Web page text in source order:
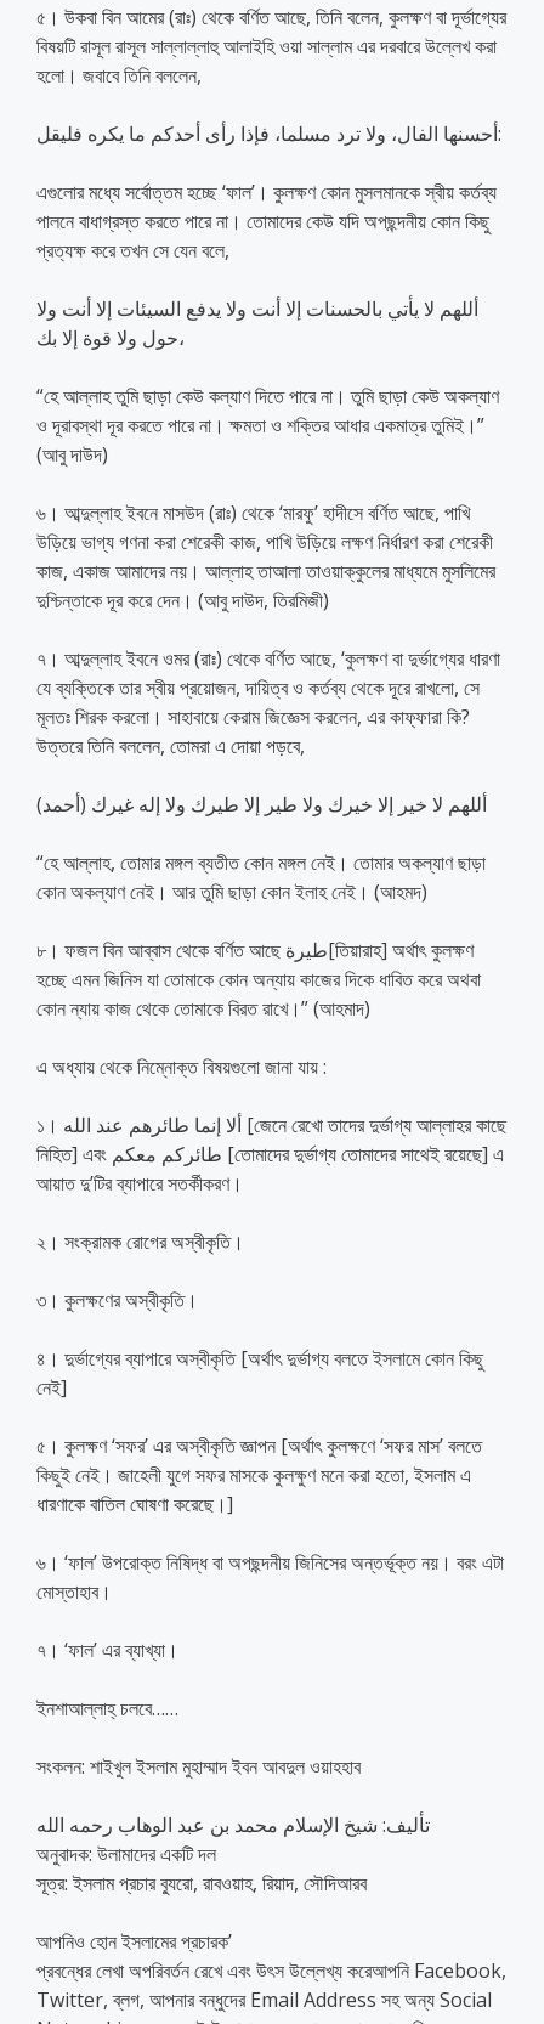
৫। উকবা বিন আমের (রাঃ) থেকে বর্ণিত আছে, তিনি বলেন, কুলক্ষণ বা দূর্ভাগ্যের
বিষয়টি রাসূল রাসূল সাল্লাল্লাহু আলাইহি ওয়া সাল্লাম এর দরবারে উল্লেখ করা
হলো। জবাবে তিনি বললেন,
أحسنها الفال، ولا ترد مسلما، فإذا رأى أحدكم ما يكره فليقل:
এগুলোর মধ্যে সর্বোত্তম হচ্ছে ‘ফাল’। কুলক্ষণ কোন মুসলমানকে স্বীয় কর্তব্য
পালনে বাধাগ্রস্ত করতে পারে না। তোমাদের কেউ যদি অপছন্দনীয় কোন কিছু
প্রত্যক্ষ করে তখন সে যেন বলে,
أللهم لا يأتي بالحسنات إلا أنت ولا يدفع السيئات إلا أنت ولا
حول ولا قوة إلا بك،
“হে আল্লাহ তুমি ছাড়া কেউ কল্যাণ দিতে পারে না। তুমি ছাড়া কেউ অকল্যাণ
ও দূরাবস্থা দূর করতে পারে না। ক্ষমতা ও শক্তির আধার একমাত্র তুমিই।”
(আবু দাউদ)
৬। আব্দুল্লাহ ইবনে মাসউদ (রাঃ) থেকে ‘মারফু’ হাদীসে বর্ণিত আছে, পাখি
উড়িয়ে ভাগ্য গণনা করা শেরেকী কাজ, পাখি উড়িয়ে লক্ষণ নির্ধারণ করা শেরেকী
কাজ, একাজ আমাদের নয়। আল্লাহ তাআলা তাওয়াক্কুলের মাধ্যমে মুসলিমের
দুশ্চিন্তাকে দূর করে দেন। (আবু দাউদ, তিরমিজী)
৭। আব্দুল্লাহ ইবনে ওমর (রাঃ) থেকে বর্ণিত আছে, ‘কুলক্ষণ বা দুর্ভাগ্যের ধারণা
যে ব্যক্তিকে তার স্বীয় প্রয়োজন, দায়িত্ব ও কর্তব্য থেকে দূরে রাখলো, সে
মূলতঃ শিরক করলো। সাহাবায়ে কেরাম জিজ্ঞেস করলেন, এর কাফ্‌ফারা কি?
উত্তরে তিনি বললেন, তোমরা এ দোয়া পড়বে,
أللهم لا خير إلا خيرك ولا طير إلا طيرك ولا إله غيرك (أحمد)
“হে আল্লাহ, তোমার মঙ্গল ব্যতীত কোন মঙ্গল নেই। তোমার অকল্যাণ ছাড়া
কোন অকল্যাণ নেই। আর তুমি ছাড়া কোন ইলাহ নেই। (আহমদ)
৮। ফজল বিন আব্বাস থেকে বর্ণিত আছে طيرة[তিয়ারাহ] অর্থাৎ কুলক্ষণ
হচ্ছে এমন জিনিস যা তোমাকে কোন অন্যায় কাজের দিকে ধাবিত করে অথবা
কোন ন্যায় কাজ থেকে তোমাকে বিরত রাখে।” (আহমাদ)
এ অধ্যায় থেকে নিম্নোক্ত বিষয়গুলো জানা যায় :
১। ألا إنما طائرهم عند الله [জেনে রেখো তাদের দুর্ভাগ্য আল্লাহর কাছে
নিহিত] এবং طائركم معكم [তোমাদের দুর্ভাগ্য তোমাদের সাথেই রয়েছে] এ
আয়াত দু’টির ব্যাপারে সতর্কীকরণ।
২। সংক্রামক রোগের অস্বীকৃতি।
৩। কুলক্ষণের অস্বীকৃতি।
৪। দুর্ভাগ্যের ব্যাপারে অস্বীকৃতি [অর্থাৎ দুর্ভাগ্য বলতে ইসলামে কোন কিছু
নেই]
৫। কুলক্ষণ ‘সফর’ এর অস্বীকৃতি জ্ঞাপন [অর্থাৎ কুলক্ষণে ‘সফর মাস’ বলতে
কিছুই নেই। জাহেলী যুগে সফর মাসকে কুলক্ষুণ মনে করা হতো, ইসলাম এ
ধারণাকে বাতিল ঘোষণা করেছে।]
৬। ‘ফাল’ উপরোক্ত নিষিদ্ধ বা অপছন্দনীয় জিনিসের অন্তর্ভূক্ত নয়। বরং এটা
মোস্তাহাব।
৭। ‘ফাল’ এর ব্যাখ্যা।
ইনশাআল্লাহ্‌ চলবে……
সংকলন: শাইখুল ইসলাম মুহাম্মাদ ইবন আবদুল ওয়াহহাব
تأليف: شيخ الإسلام محمد بن عبد الوهاب رحمه الله
অনুবাদক: উলামাদের একটি দল
সূত্র: ইসলাম প্রচার ব্যুরো, রাবওয়াহ, রিয়াদ, সৌদিআরব
আপনিও হোন ইসলামের প্রচারক’
প্রবন্ধের লেখা অপরিবর্তন রেখে এবং উৎস উল্লেখ্য করেআপনি Facebook,
Twitter, ব্লগ, আপনার বন্ধুদের Email Address সহ অন্য Social